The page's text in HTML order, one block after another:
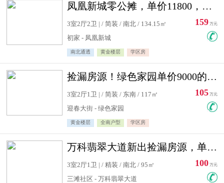
凤凰新城零公摊，单价11800，白银楼层，一个车库另算
3室2厅2卫 | / 简装 / 南北 / 134.15㎡
初家 - 凤凰新城
南北通透 黄金楼层 学区房
159 万元
捡漏房源！绿色家园单价9000的大三居，实验小学永明双学区
3室2厅1卫 | / 简装 / 东南 / 117㎡
迎春大街 - 绿色家园
黄金楼层 全南户型 学区房
105 万元
万科翡翠大道新出捡漏房源，单价10500精装修
3室2厅1卫 | / 精装 / 南北 / 95㎡
三滩社区 - 万科翡翠大道
100 万元